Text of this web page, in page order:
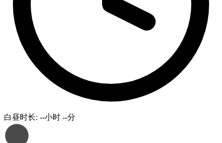
白昼时长: --小时 --分